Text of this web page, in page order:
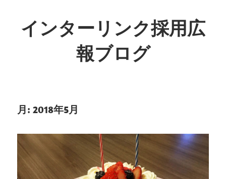
インターリンク採用広
報ブログ
月: 2018年5月